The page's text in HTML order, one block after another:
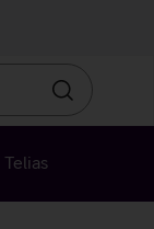
Otsin
Telias